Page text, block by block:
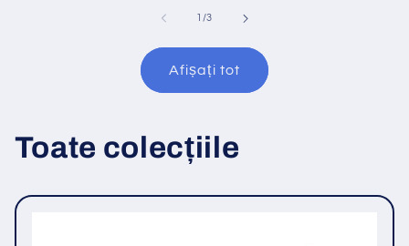
/din
3
Afișați tot
Toate colecțiile